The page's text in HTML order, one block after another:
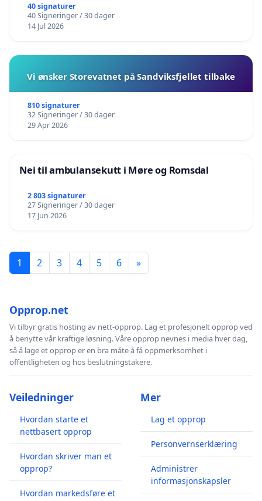
40 signaturer
40 Signeringer / 30 dager
14 Jul 2026
Vi ønsker Storevatnet på Sandviksfjellet tilbake
810 signaturer
32 Signeringer / 30 dager
29 Apr 2026
Nei til ambulansekutt i Møre og Romsdal
2 803 signaturer
27 Signeringer / 30 dager
17 Jun 2026
1 2 3 4 5 6 »
Opprop.net
Vi tilbyr gratis hosting av nett-opprop. Lag et profesjonelt opprop ved
å benytte vår kraftige løsning. Våre opprop nevnes i media hver dag,
så å lage et opprop er en bra måte å få oppmerksomhet i
offentligheten og hos beslutningstakere.
Veiledninger
Hvordan starte et
nettbasert opprop
Hvordan skriver man et
opprop?
Hvordan markedsføre et
Mer
Lag et opprop
Personvernserklæring
Administrer
informasjonskapsler